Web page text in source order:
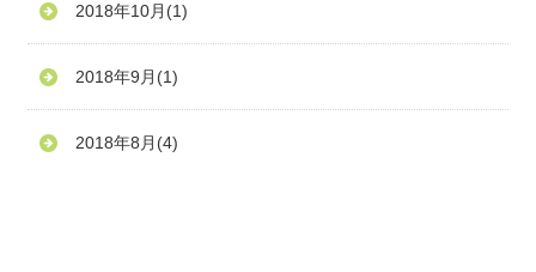
2018年10月 (1)
2018年9月 (1)
2018年8月 (4)